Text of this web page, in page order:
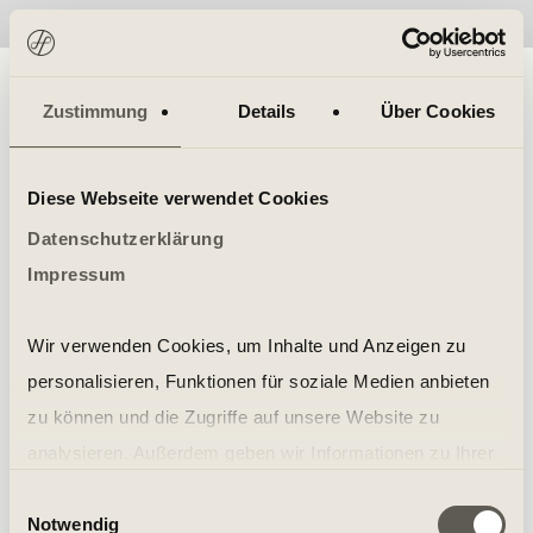
Zustimmung Details Über Cookies
Diese Webseite verwendet Cookies
Datenschutzerklärung
Impressum
Wir verwenden Cookies, um Inhalte und Anzeigen zu
personalisieren, Funktionen für soziale Medien anbieten
zu können und die Zugriffe auf unsere Website zu
soziale Medien, Werbung und Analysen weiter. Unsere
Notwendig